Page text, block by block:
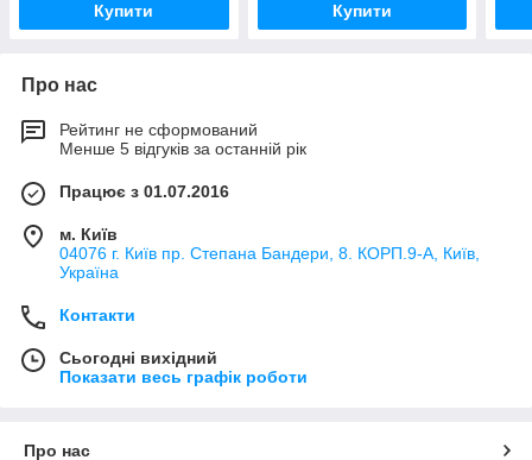
Купити Купити
Про нас
Рейтинг не сформований
Менше 5 відгуків за останній рік
Працює з 01.07.2016
м. Київ
04076 г. Київ пр. Степана Бандери, 8. КОРП.9-А, Київ,
Україна
Контакти
Сьогодні вихідний
Показати весь графік роботи
Про нас